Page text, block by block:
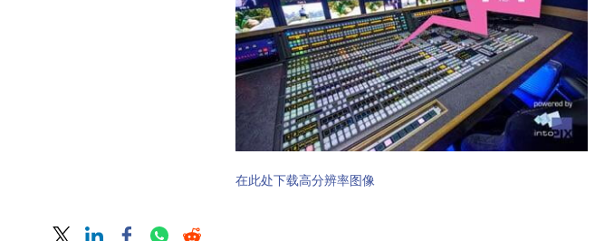
在此处下载高分辨率图像